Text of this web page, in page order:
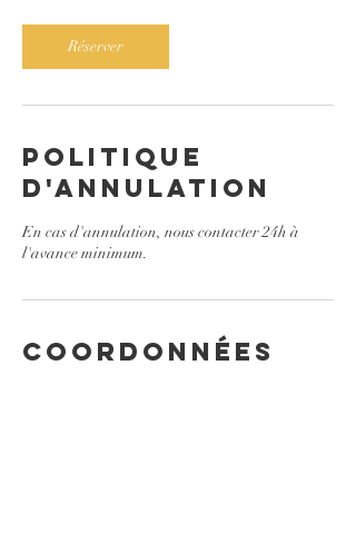
Réserver
Politique
d'annulation
En cas d'annulation, nous contacter 24h à
l'avance minimum.
Coordonnées